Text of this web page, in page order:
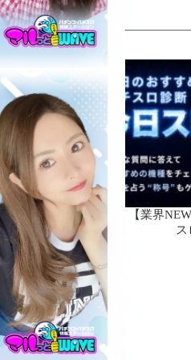
【業界